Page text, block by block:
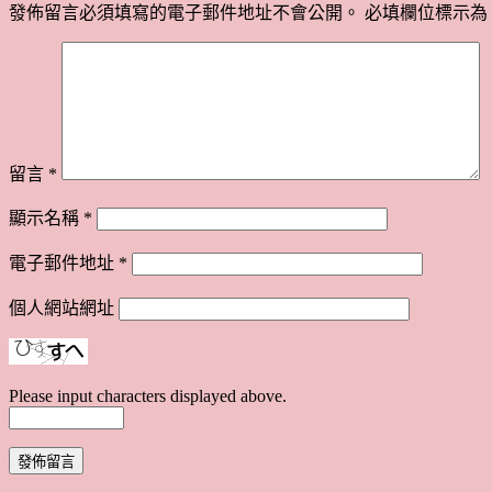
發佈留言必須填寫的電子郵件地址不會公開。 必填欄位標示為
留言 *
顯示名稱 *
電子郵件地址 *
個人網站網址
Please input characters displayed above.